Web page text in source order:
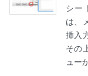
シー
は、
挿入
その
ュー